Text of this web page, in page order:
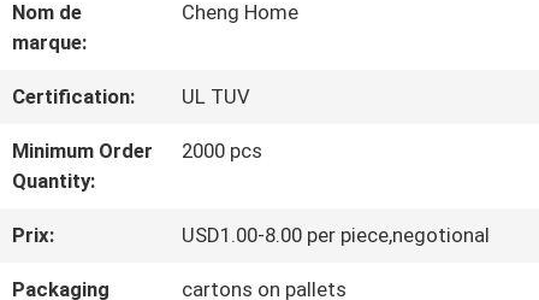
AU
SUJET
DE
NOUS
VISITE
Nom de
marque:
Cheng Home
Certification: UL TUV
Minimum Order
Quantity:
2000 pcs
Prix: USD1.00-8.00 per piece,negotional
Packaging
cartons on pallets